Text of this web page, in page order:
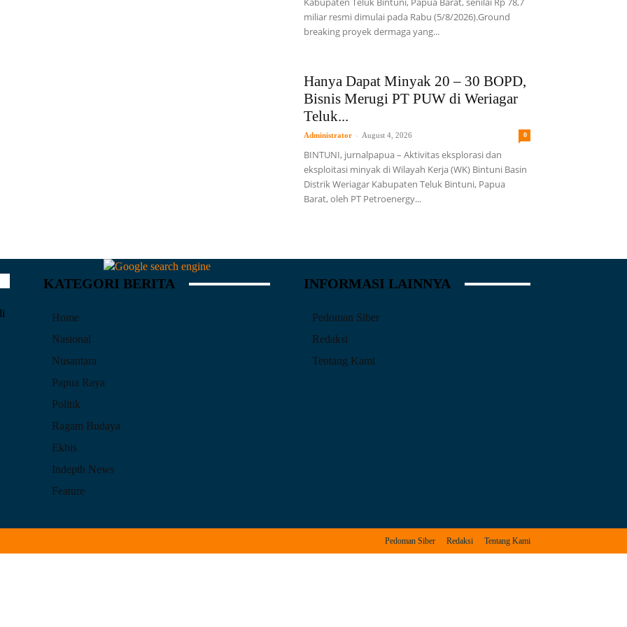
miliar resmi dimulai pada Rabu (5/8/2026).Ground
breaking proyek dermaga yang...
Hanya Dapat Minyak 20 – 30 BOPD,
Bisnis Merugi PT PUW di Weriagar
Teluk...
Administrator - August 4, 2026 0
BINTUNI, jurnalpapua – Aktivitas eksplorasi dan
eksploitasi minyak di Wilayah Kerja (WK) Bintuni Basin
Distrik Weriagar Kabupaten Teluk Bintuni, Papua
Barat, oleh PT Petroenergy...
KATEGORI BERITA
Home
Nasional
Nusantara
Papua Raya
Politik
Ragam Budaya
Ekbis
Indepth News
Feature
INFORMASI LAINNYA
Pedoman Siber
Redaksi
Tentang Kami
Pedoman Siber Redaksi Tentang Kami